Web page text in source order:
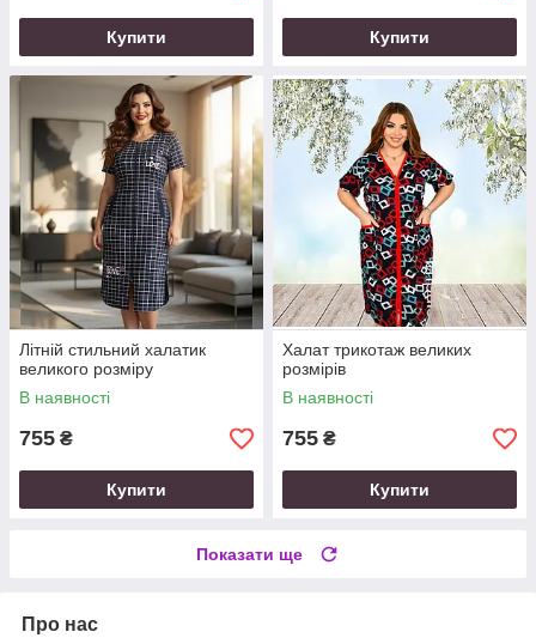
Купити Купити
Літній стильний халатик
великого розміру
В наявності
755 ₴
Купити
Халат трикотаж великих
розмірів
В наявності
755 ₴
Купити
Показати ще
Про нас